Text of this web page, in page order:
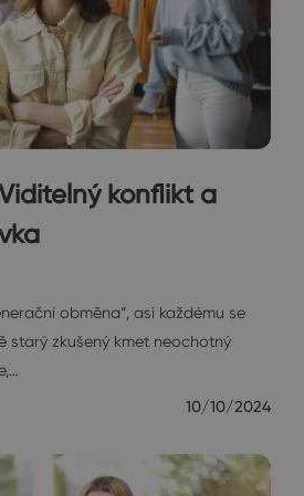
konflikt a
obměna“, asi každému se
starý zkušený kmet neochotný
10/10/2024